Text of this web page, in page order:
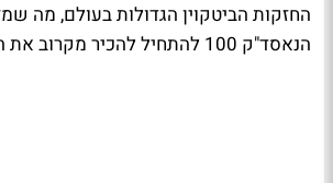
החזקות הביטקוין הגדולות בעולם, מה
הנאסד"ק 100 להתחיל להכיר מקרוב את הביטקוין".